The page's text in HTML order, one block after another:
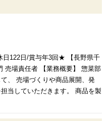
122日/賞与年3回★ 【長野県千
売場責任者 【業務概要】 惣菜部
、 売場づくりや商品展開、発
当していただきます。 商品を製